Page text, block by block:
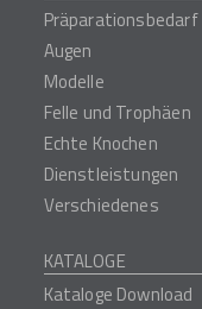
Präparationsbedarf
Augen
Modelle
Felle und Trophäen
Echte Knochen
Dienstleistungen
Verschiedenes
KATALOGE
Kataloge Download